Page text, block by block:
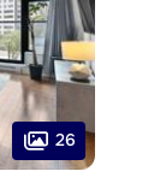
26